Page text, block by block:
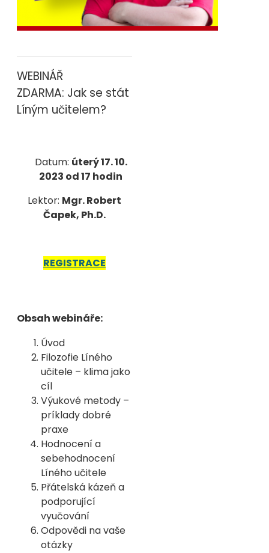
WEBINÁŘ
ZDARMA: Jak se stát
Líným učitelem?
Datum: úterý 17. 10.
2023 od 17 hodin
Lektor: Mgr. Robert
Čapek, Ph.D.
REGISTRACE
Obsah webináře:
Úvod
Filozofie Líného
učitele – klima jako
cíl
Výukové metody –
príklady dobré
praxe
Hodnocení a
sebehodnocení
Líného učitele
Přátelská kázeň a
podporující
vyučování
Odpovědi na vaše
otázky